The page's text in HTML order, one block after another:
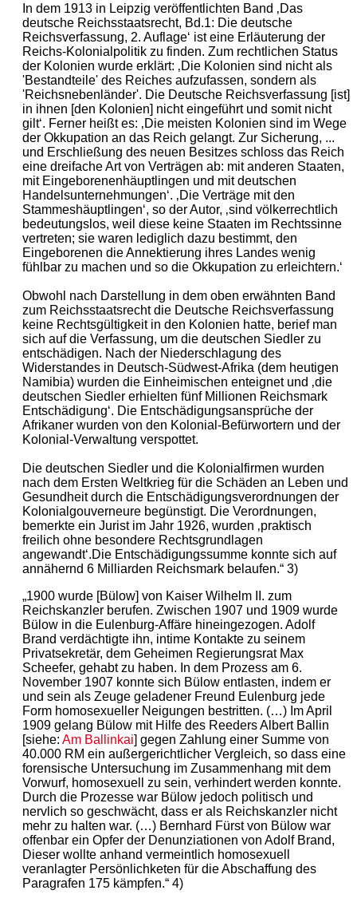
In dem 1913 in Leipzig veröffentlichten Band ‚Das
deutsche Reichsstaatsrecht, Bd.1: Die deutsche
Reichsverfassung, 2. Auflage‘ ist eine Erläuterung der
Reichs-Kolonialpolitik zu finden. Zum rechtlichen Status
der Kolonien wurde erklärt: ‚Die Kolonien sind nicht als
'Bestandteile' des Reiches aufzufassen, sondern als
'Reichsnebenländer'. Die Deutsche Reichsverfassung [ist]
in ihnen [den Kolonien] nicht eingeführt und somit nicht
gilt‘. Ferner heißt es: ‚Die meisten Kolonien sind im Wege
der Okkupation an das Reich gelangt. Zur Sicherung, ...
und Erschließung des neuen Besitzes schloss das Reich
eine dreifache Art von Verträgen ab: mit anderen Staaten,
mit Eingeborenenhäuptlingen und mit deutschen
Handelsunternehmungen‘. ‚Die Verträge mit den
Stammeshäuptlingen‘, so der Autor, ‚sind völkerrechtlich
bedeutungslos, weil diese keine Staaten im Rechtssinne
vertreten; sie waren lediglich dazu bestimmt, den
Eingeborenen die Annektierung ihres Landes wenig
fühlbar zu machen und so die Okkupation zu erleichtern.‘
Obwohl nach Darstellung in dem oben erwähnten Band
zum Reichsstaatsrecht die Deutsche Reichsverfassung
keine Rechtsgültigkeit in den Kolonien hatte, berief man
sich auf die Verfassung, um die deutschen Siedler zu
entschädigen. Nach der Niederschlagung des
Widerstandes in Deutsch-Südwest-Afrika (dem heutigen
Namibia) wurden die Einheimischen enteignet und ‚die
deutschen Siedler erhielten fünf Millionen Reichsmark
Entschädigung‘. Die Entschädigungsansprüche der
Afrikaner wurden von den Kolonial-Befürwortern und der
Kolonial-Verwaltung verspottet.
Die deutschen Siedler und die Kolonialfirmen wurden
nach dem Ersten Weltkrieg für die Schäden an Leben und
Gesundheit durch die Entschädigungsverordnungen der
Kolonialgouverneure begünstigt. Die Verordnungen,
bemerkte ein Jurist im Jahr 1926, wurden ‚praktisch
freilich ohne besondere Rechtsgrundlagen
angewandt‘.Die Entschädigungssumme konnte sich auf
annähernd 6 Milliarden Reichsmark belaufen.“ 3)
„1900 wurde [Bülow] von Kaiser Wilhelm II. zum
Reichskanzler berufen. Zwischen 1907 und 1909 wurde
Bülow in die Eulenburg-Affäre hineingezogen. Adolf
Brand verdächtigte ihn, intime Kontakte zu seinem
Privatsekretär, dem Geheimen Regierungsrat Max
Scheefer, gehabt zu haben. In dem Prozess am 6.
November 1907 konnte sich Bülow entlasten, indem er
und sein als Zeuge geladener Freund Eulenburg jede
Form homosexueller Neigungen bestritten. (…) Im April
1909 gelang Bülow mit Hilfe des Reeders Albert Ballin
[siehe: Am Ballinkai] gegen Zahlung einer Summe von
40.000 RM ein außergerichtlicher Vergleich, so dass eine
forensische Untersuchung im Zusammenhang mit dem
Vorwurf, homosexuell zu sein, verhindert werden konnte.
Durch die Prozesse war Bülow jedoch politisch und
nervlich so geschwächt, dass er als Reichskanzler nicht
mehr zu halten war. (…) Bernhard Fürst von Bülow war
offenbar ein Opfer der Denunziationen von Adolf Brand,
Dieser wollte anhand vermeintlich homosexuell
veranlagter Persönlichketen für die Abschaffung des
Paragrafen 175 kämpfen.“ 4)